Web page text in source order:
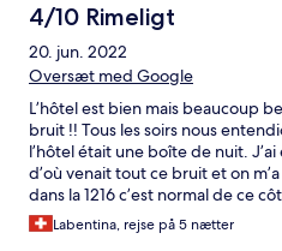
4/10 Rimeligt
20. jun. 2022
Oversæt med Google
L’hôtel est bien mais beaucoup
bruit !! Tous les soirs nous
l’hôtel était une boîte de nuit.
d’où venait tout ce bruit et on
dans la 1216 c’est normal de ce
beaucoup de bruit. Donc lorsque
avec un bébé de 7 mois mais ça
Labentina, rejse på 5 nætter